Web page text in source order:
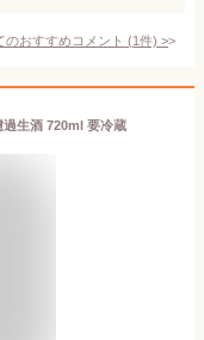
のおすすめコメント (1件) >
生酒 720ml 要冷蔵